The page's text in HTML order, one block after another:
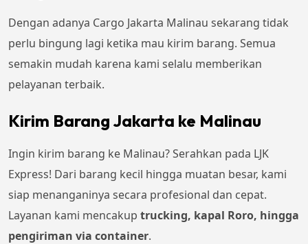
Dengan adanya Cargo Jakarta Malinau sekarang tidak
perlu bingung lagi ketika mau kirim barang. Semua
semakin mudah karena kami selalu memberikan
pelayanan terbaik.
Kirim Barang Jakarta ke Malinau
Ingin kirim barang ke Malinau? Serahkan pada LJK
Express! Dari barang kecil hingga muatan besar, kami
siap menanganinya secara profesional dan cepat.
Layanan kami mencakup trucking, kapal Roro, hingga
pengiriman via container.